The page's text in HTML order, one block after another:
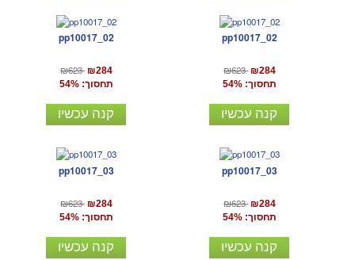
pp10017_02
₪623 ₪284
תחסוך: 54%
קנה עכשיו
pp10017_02
₪623 ₪284
תחסוך: 54%
קנה עכשיו
pp10017_03
₪623 ₪284
תחסוך: 54%
קנה עכשיו
pp10017_03
₪623 ₪284
תחסוך: 54%
קנה עכשיו